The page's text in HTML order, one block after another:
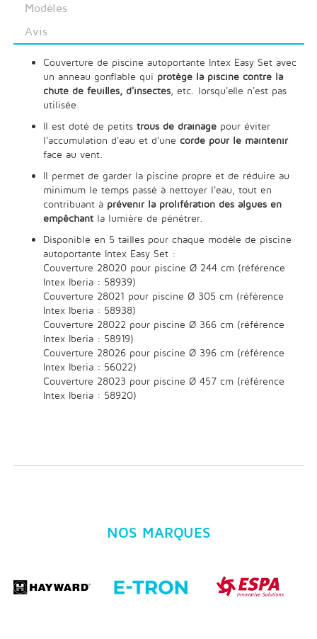
Modèles
Avis
Couverture de piscine autoportante Intex Easy Set avec
un anneau gonflable qui protège la piscine contre la
chute de feuilles, d'insectes, etc. lorsqu'elle n'est pas
utilisée.
Il est doté de petits trous de drainagepour éviter
l'accumulation d'eau et d'une corde pour le maintenir
face au vent.
Il permet de garder la piscine propre et de réduire au
minimum le temps passé à nettoyer l'eau, tout en
contribuant à prévenir la prolifération des algues en
empêchant la lumière de pénétrer.
Disponible en 5 tailles pour chaque modèle de piscine
autoportante Intex Easy Set :
Couverture 28020 pour piscine Ø 244 cm (référence
Intex Iberia : 58939)
Couverture 28021 pour piscine Ø 305 cm (référence
Intex Iberia : 58938)
Couverture 28022 pour piscine Ø 366 cm (référence
Intex Iberia : 58919)
Couverture 28026 pour piscine Ø 396 cm (référence
Intex Iberia : 56022)
Couverture 28023 pour piscine Ø 457 cm (référence
Intex Iberia : 58920)
NOS MARQUES